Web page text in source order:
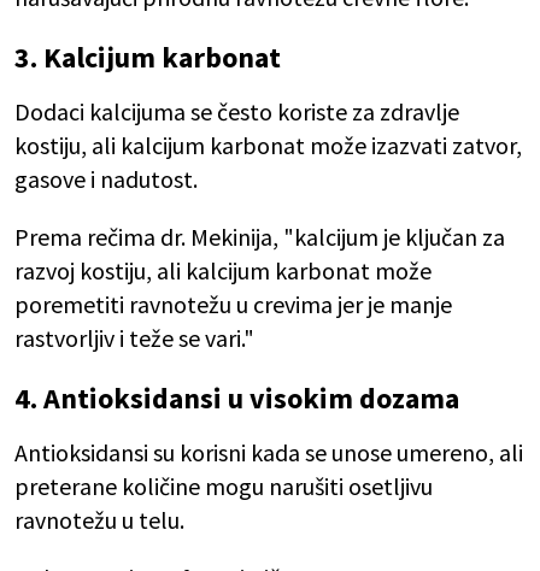
3. Kalcijum karbonat
Dodaci kalcijuma se često koriste za zdravlje
kostiju, ali kalcijum karbonat može izazvati zatvor,
gasove i nadutost.
Prema rečima dr. Mekinija, "kalcijum je ključan za
razvoj kostiju, ali kalcijum karbonat može
poremetiti ravnotežu u crevima jer je manje
rastvorljiv i teže se vari."
4. Antioksidansi u visokim dozama
Antioksidansi su korisni kada se unose umereno, ali
preterane količine mogu narušiti osetljivu
ravnotežu u telu.